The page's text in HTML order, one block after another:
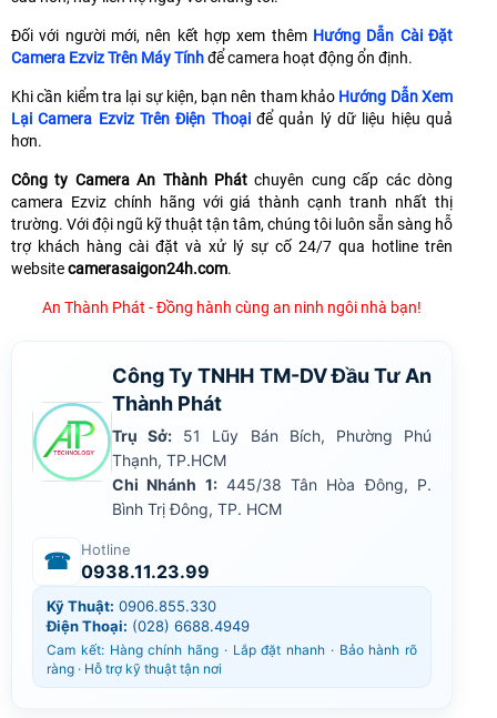
Đối với người mới, nên kết hợp xem thêm Hướng Dẫn Cài Đặt
Camera Ezviz Trên Máy Tínhđể camera hoạt động ổn định.
Khi cần kiểm tra lại sự kiện, bạn nên tham khảo Hướng Dẫn Xem
Lại Camera Ezviz Trên Điện Thoạiđể quản lý dữ liệu hiệu quả
hơn.
Công ty Camera An Thành Phát chuyên cung cấp các dòng
camera Ezviz chính hãng với giá thành cạnh tranh nhất thị
trường. Với đội ngũ kỹ thuật tận tâm, chúng tôi luôn sẵn sàng hỗ
trợ khách hàng cài đặt và xử lý sự cố 24/7 qua hotline trên
websitecamerasaigon24h.com.
An Thành Phát - Đồng hành cùng an ninh ngôi nhà bạn!
Công Ty TNHH TM-DV Đầu Tư An
Thành Phát
Trụ Sở: 51 Lũy Bán Bích, Phường Phú
Thạnh, TP.HCM
Chi Nhánh 1:445/38 Tân Hòa Đông, P.
Bình Trị Đông, TP. HCM
☎ Hotline
0938.11.23.99
Kỹ Thuật: 0906.855.330
Điện Thoại: (028) 6688.4949
Cam kết: Hàng chính hãng · Lắp đặt nhanh · Bảo hành rõ
ràng · Hỗ trợ kỹ thuật tận nơi